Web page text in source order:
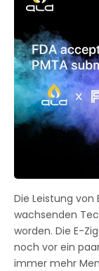
Die Leistung
wachsenden
worden. Die E-
noch vor ein
immer mehr